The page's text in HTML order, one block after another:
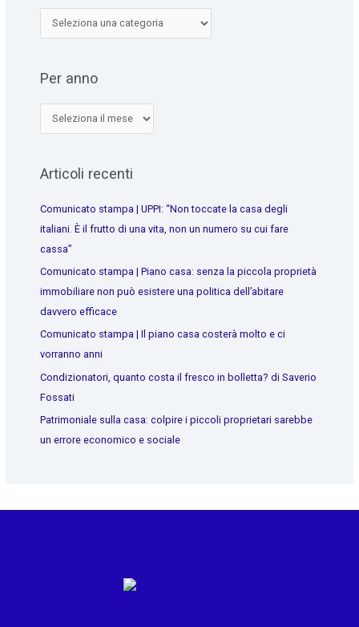
a
Per anno
Articoli recenti
Comunicato stampa | UPPI: “Non toccate la casa degli
italiani. È il frutto di una vita, non un numero su cui fare
cassa”
Comunicato stampa | Piano casa: senza la piccola proprietà
immobiliare non può esistere una politica dell’abitare
davvero efficace
Comunicato stampa | Il piano casa costerà molto e ci
vorranno anni
Condizionatori, quanto costa il fresco in bolletta? di Saverio
Fossati
Patrimoniale sulla casa: colpire i piccoli proprietari sarebbe
un errore economico e sociale